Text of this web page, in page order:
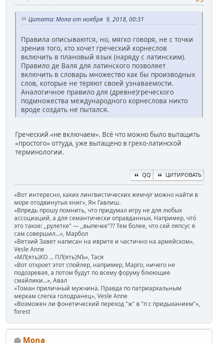
Цитата: Mona от ноября 9, 2018, 00:31
Правила описываются, но, мягко говоря, не с точки
зрения того, кто хочет греческий корнеслов
включить в плановый язык (наряду с латинским).
Правило де Валя для латинского позволяет
включить в словарь множество как бы производных
слов, которые не теряют своей узнаваемости.
Аналогичное правило для (древне)греческого
подмножества международного корнеслова никто
вроде создать не пытался.
Греческий «не включаем». Всё что можно было вытащить
«простого» оттуда, уже вытащено в греко-латинской
терминологии.
QQ ЦИТИРОВАТЬ
«Вот интересно, каких лингвистических жемчуг можно найти в
море отодвинутых книг», Ян Гавлиш.
«Впредь прошу помнить, что придумал игру не для любых
ассоциаций, а для семантически оправданных. Например, чтó
это такое: ,,рулетке" — ,,выпечке"?? Тем более, что сей ляпсус я
сам совершил...», Марбол
«Ветхий Завет написан на иврите и частично на армейском»,
Vesle Anne
«МЛ(ять)КО ... ПЛ(ять)NЪ», Тася
«Вот откроет этот спойлер, например, Марго, ничего не
подозревая, а потом будут по всему форуму блюющие
смайлики...», Авал
«Томан приличный мужчина. Правда по патриархальным
меркам слегка голодранец», Vesle Anne
«Возможен ли фонетический переход "ж" в "п с придыханием"»,
forest
Mona